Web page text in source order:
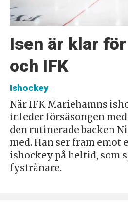
Isen är klar
och IFK
Ishockey
När IFK Mariehamns
inleder försäsongen
den rutinerade backen
med. Han ser fram emot
ishockey på heltid, som
fystränare.